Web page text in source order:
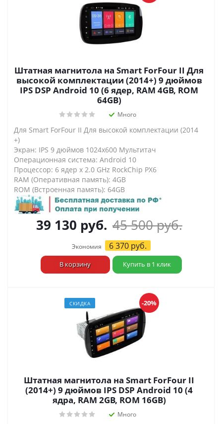
Штатная магнитола на Smart ForFour II Для
высокой комплектации (2014+) 9 дюймов
IPS DSP Android 10 (6 ядер, RAM 4GB, ROM
64GB)
Много
Для Smart ForFour II Для высокой комплектации (2014
+)
Экран: IPS 9 дюймов 1024х600 Мультитач
Операционная система: Android 10
Процессор: 6 ядер х 2.0 GHz RockChip PX6
RAM (Оперативная память): 4GB
ROM (Встроенная память): 64GB
39 130 руб. 45 500руб.
Экономия 6 370руб.
В корзину Купить в 1 клик
СКИДКА -20%
Штатная магнитола на Smart ForFour II
(2014+) 9 дюймов IPS DSP Android 10 (4
ядра, RAM 2GB, ROM 16GB)
Много